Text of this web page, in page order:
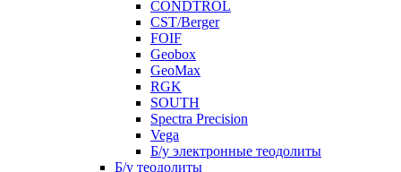
CONDTROL
CST/Berger
FOIF
Geobox
GeoMax
RGK
SOUTH
Spectra Precision
Vega
Б/у электронные теодолиты
Б/у теодолиты